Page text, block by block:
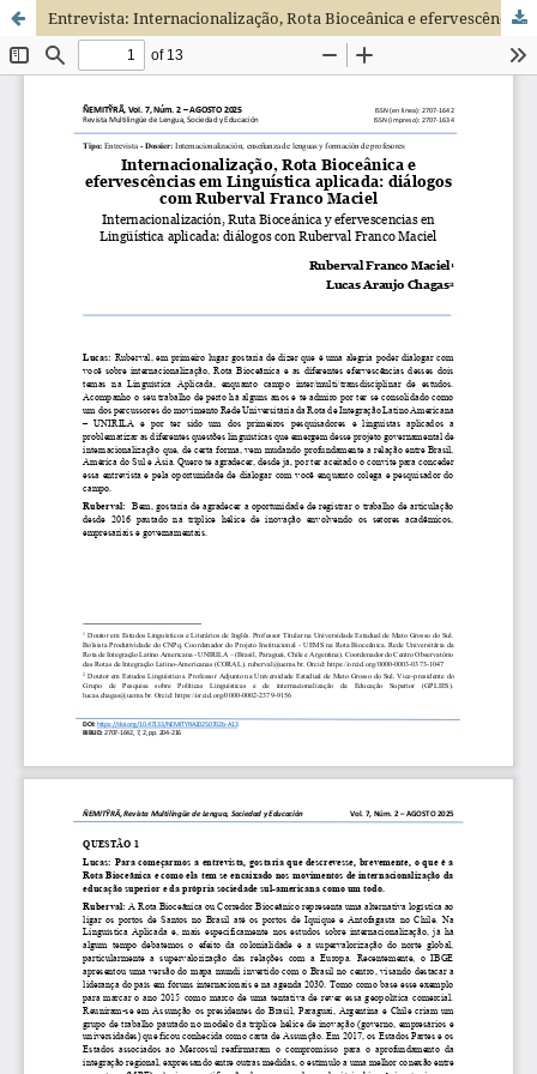
Entrevista: Internacionalização, Rota Bioceânica e efervescências em Linguística aplicada: diálogos com Ruberval Franco Maciel